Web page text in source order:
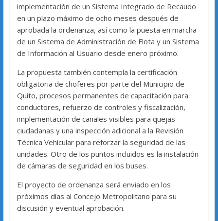
implementación de un Sistema Integrado de Recaudo
en un plazo máximo de ocho meses después de
aprobada la ordenanza, así como la puesta en marcha
de un Sistema de Administración de Flota y un Sistema
de Información al Usuario desde enero próximo.
La propuesta también contempla la certificación
obligatoria de choferes por parte del Municipio de
Quito, procesos permanentes de capacitación para
conductores, refuerzo de controles y fiscalización,
implementación de canales visibles para quejas
ciudadanas y una inspección adicional a la Revisión
Técnica Vehicular para reforzar la seguridad de las
unidades. Otro de los puntos incluidos es la instalación
de cámaras de seguridad en los buses.
El proyecto de ordenanza será enviado en los
próximos días al Concejo Metropolitano para su
discusión y eventual aprobación.